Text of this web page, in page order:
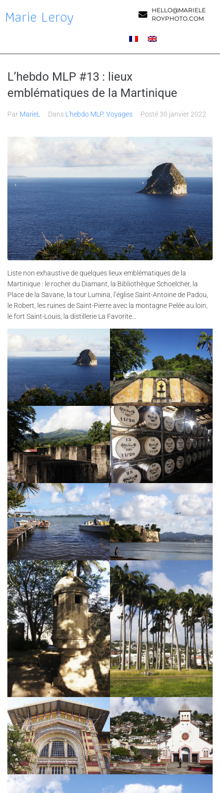
Marie Leroy
HELLO@MARIELE
ROYPHOTO.COM
L’hebdo MLP #13 : lieux
emblématiques de la Martinique
Par MarieL Dans L'hebdo MLP, Voyages Posté30 janvier 2022
Liste non exhaustive de quelques lieux emblématiques de la
Martinique : le rocher du Diamant, la Bibliothèque Schoelcher, la
Place de la Savane, la tour Lumina, l’église Saint-Antoine de Padou,
le Robert, les ruines de Saint-Pierre avec la montagne Pelée au loin,
le fort Saint-Louis, la distillerie La Favorite…